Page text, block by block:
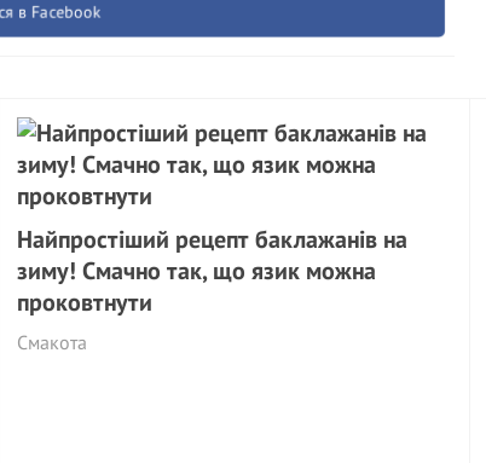
в Facebook
Найпростіший рецепт баклажанів на
зиму! Смачно так, що язик можна
проковтнути
Смакота